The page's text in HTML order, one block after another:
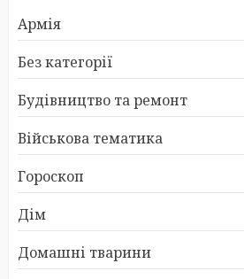
Армія
Без категорії
Будівництво та ремонт
Військова тематика
Гороскоп
Дім
Домашні тварини